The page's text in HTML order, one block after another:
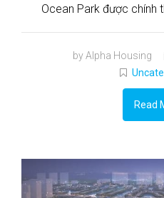
Ocean Park được chính
by Alpha Housing
Read